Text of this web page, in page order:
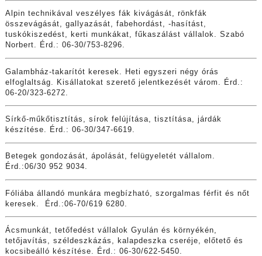
Alpin technikával veszélyes fák kivágását, rönkfák
összevágását, gallyazását, fabehordást, -hasítást,
tuskókiszedést, kerti munkákat, fűkaszálást vállalok. Szabó
Norbert. Érd.: 06-30/753-8296.
Galambház-takarítót keresek. Heti egyszeri négy órás
elfoglaltság. Kisállatokat szerető jelentkezését várom. Érd.:
06-20/323-6272.
Sírkő-műkőtisztítás, sírok felújítása, tisztítása, járdák
készítése. Érd.: 06-30/347-6619.
Betegek gondozását, ápolását, felügyeletét vállalom.
Érd.:06/30 952 9034.
Fóliába állandó munkára megbízható, szorgalmas férfit és nőt
keresek. Érd.:06-70/619 6280.
Ácsmunkát, tetőfedést vállalok Gyulán és környékén,
tetőjavítás, széldeszkázás, kalapdeszka cseréje, előtető és
kocsibeálló készítése. Érd.: 06-30/622-5450.